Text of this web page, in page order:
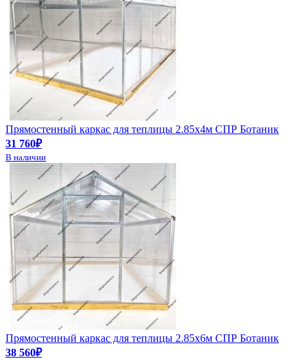
Прямостенный каркас для теплицы 2.85х4м СПР Ботаник
31 760₽
В наличии
Прямостенный каркас для теплицы 2.85х6м СПР Ботаник
38 560₽